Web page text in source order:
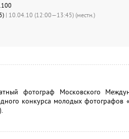
| 10.04.10 (12:00—13:45) (местн.)
фотограф Московского
конкурса молодых фотографов